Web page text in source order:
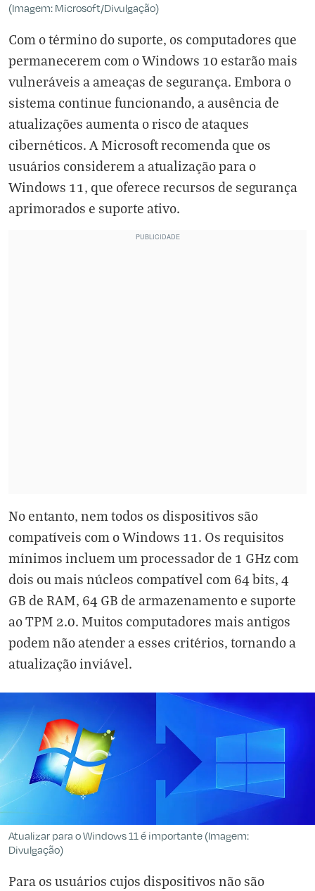
(Imagem: Microsoft/Divulgação)
Com o término do suporte, os computadores que
permanecerem com o Windows 10 estarão mais
vulneráveis a ameaças de segurança. Embora o
sistema continue funcionando, a ausência de
atualizações aumenta o risco de ataques
cibernéticos. A Microsoft recomenda que os
usuários considerem a atualização para o
Windows 11, que oferece recursos de segurança
aprimorados e suporte ativo.
No entanto, nem todos os dispositivos são
compatíveis com o Windows 11. Os requisitos
mínimos incluem um processador de 1 GHz com
dois ou mais núcleos compatível com 64 bits, 4
GB de RAM, 64 GB de armazenamento e suporte
ao TPM 2.0. Muitos computadores mais antigos
podem não atender a esses critérios, tornando a
atualização inviável.
Atualizar para o Windows 11 é importante (Imagem:
Divulgação)
Para os usuários cujos dispositivos não são